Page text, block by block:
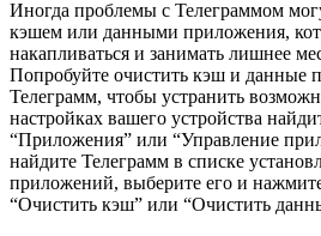
Иногда проблемы с Телеграммом
кэшем или данными приложения,
накапливаться и занимать лишнее
Попробуйте очистить кэш и данные
Телеграмм, чтобы устранить
настройках вашего устройства
“Приложения” или “Управление
найдите Телеграмм в списке
приложений, выберите его и
“Очистить кэш” или “Очистить